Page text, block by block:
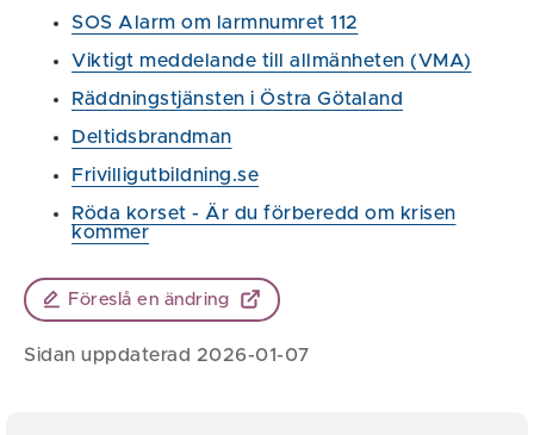
SOS Alarm om larmnumret 112
Viktigt meddelande till allmänheten (VMA)
Räddningstjänsten i Östra Götaland
Deltidsbrandman
Frivilligutbildning.se
Röda korset - Är du förberedd om krisen
kommer
Föreslå en ändring
Sidan uppdaterad 2026-01-07